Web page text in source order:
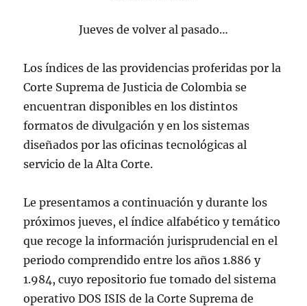
Jueves de volver al pasado…
Los índices de las providencias proferidas por la
Corte Suprema de Justicia de Colombia se
encuentran disponibles en los distintos
formatos de divulgación y en los sistemas
diseñados por las oficinas tecnológicas al
servicio de la Alta Corte.
Le presentamos a continuación y durante los
próximos jueves, el índice alfabético y temático
que recoge la información jurisprudencial en el
periodo comprendido entre los años 1.886 y
1.984, cuyo repositorio fue tomado del sistema
operativo DOS ISIS de la Corte Suprema de